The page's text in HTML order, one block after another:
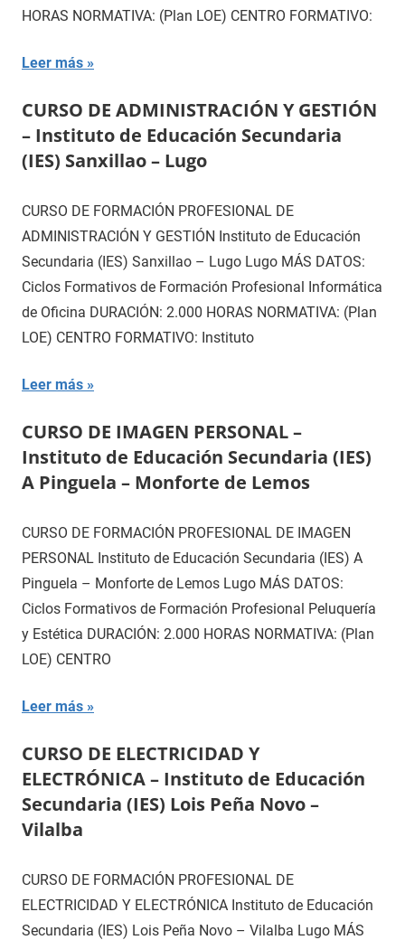
HORAS NORMATIVA: (Plan LOE) CENTRO FORMATIVO:
Leer más
CURSO DE ADMINISTRACIÓN Y GESTIÓN
– Instituto de Educación Secundaria
(IES) Sanxillao – Lugo
CURSO DE FORMACIÓN PROFESIONAL DE
ADMINISTRACIÓN Y GESTIÓN Instituto de Educación
Secundaria (IES) Sanxillao – Lugo Lugo MÁS DATOS:
Ciclos Formativos de Formación Profesional Informática
de Oficina DURACIÓN: 2.000 HORAS NORMATIVA: (Plan
LOE) CENTRO FORMATIVO: Instituto
Leer más
CURSO DE IMAGEN PERSONAL –
Instituto de Educación Secundaria (IES)
A Pinguela – Monforte de Lemos
CURSO DE FORMACIÓN PROFESIONAL DE IMAGEN
PERSONAL Instituto de Educación Secundaria (IES) A
Pinguela – Monforte de Lemos Lugo MÁS DATOS:
Ciclos Formativos de Formación Profesional Peluquería
y Estética DURACIÓN: 2.000 HORAS NORMATIVA: (Plan
LOE) CENTRO
Leer más
CURSO DE ELECTRICIDAD Y
ELECTRÓNICA – Instituto de Educación
Secundaria (IES) Lois Peña Novo –
Vilalba
CURSO DE FORMACIÓN PROFESIONAL DE
ELECTRICIDAD Y ELECTRÓNICA Instituto de Educación
Secundaria (IES) Lois Peña Novo – Vilalba Lugo MÁS